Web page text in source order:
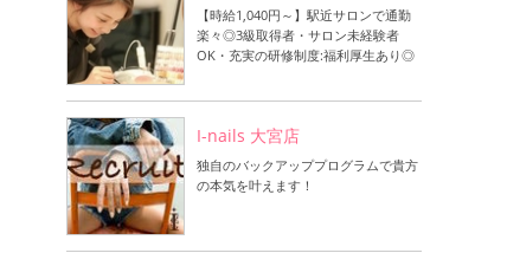
【時給1,040円～】駅近サロンで通勤
楽々◎3級取得者・サロン未経験者
OK・充実の研修制度:福利厚生あり◎
I-nails 大宮店
独自のバックアッププログラムで貴方
の本気を叶えます！